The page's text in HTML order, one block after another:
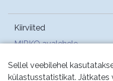
Sellel veebilehel
külastusstatistikat. Jätkates
Kiirviited
MIRKO avalehele
Abi